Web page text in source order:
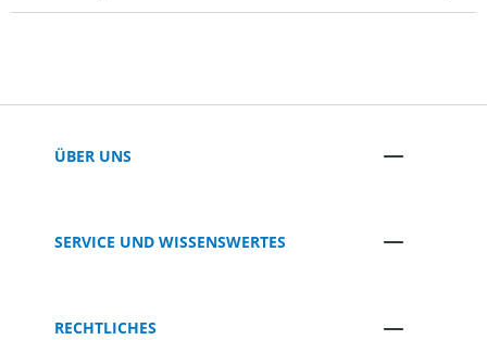
ÜBER UNS
SERVICE UND WISSENSWERTES
RECHTLICHES